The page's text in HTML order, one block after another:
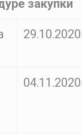
закупки